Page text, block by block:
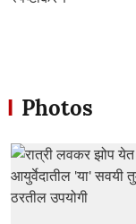
Photos